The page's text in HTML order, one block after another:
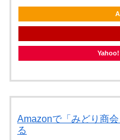
Yahoo!
Amazonで「みどり商
る